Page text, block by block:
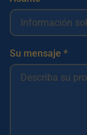
Su mensaje *